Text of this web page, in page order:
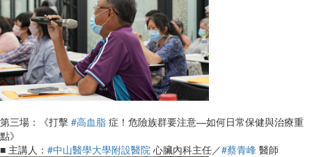
第三場：《打擊 #高血脂 症！危險族群要注意—如何日常保健與治療重
點》
■ 主講人： #中山醫學大學附設醫院 心臟內科主任／#蔡青峰 醫師